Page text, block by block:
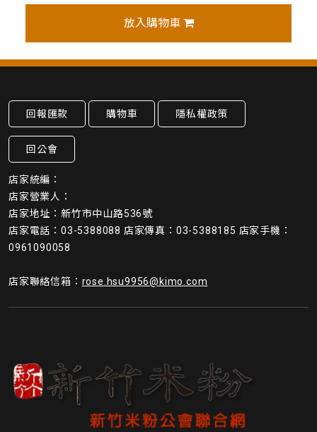
放入購物車
回報匯款 購物車 隱私權政策
回公會
店家統編：
店家營業人：
店家地址：新竹市中山路536號
店家電話：03-5388088 店家傳真：03-5388185 店家手機：
0961090058
店家聯絡信箱： rose.hsu9956@kimo.com